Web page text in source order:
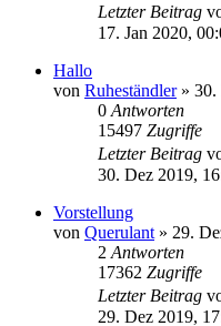
Letzter Beitrag
17. Jan 2020,
Hallo
von Ruheständler» 30.
0 Antworten
15497 Zugriffe
Letzter Beitrag
30. Dez 2019,
Vorstellung
von Querulant » 29.
2 Antworten
17362 Zugriffe
Letzter Beitrag
29. Dez 2019,